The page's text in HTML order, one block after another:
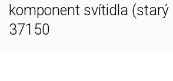
komponent svítidla
37150